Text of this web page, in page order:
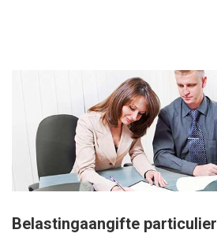
Belastingaangifte particulier